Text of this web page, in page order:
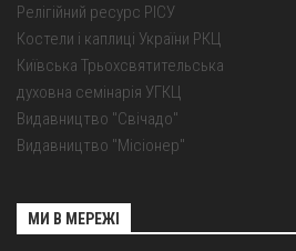
Релігійний ресурс РІСУ
Костели і каплиці України РКЦ
Київська Трьохсвятительська
духовна семінарія УГКЦ
Видавництво "Свічадо"
Видавництво "Місіонер"
МИ В МЕРЕЖІ